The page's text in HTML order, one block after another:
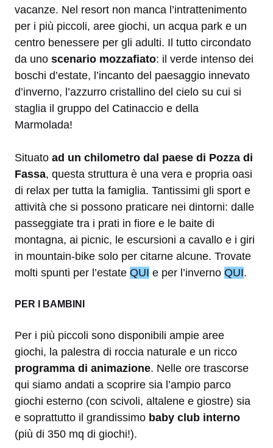
vacanze. Nel resort non manca l’intrattenimento
per i più piccoli, aree giochi, un acqua park e un
centro benessere per gli adulti. Il tutto circondato
da uno scenario mozzafiato: il verde intenso dei
boschi d’estate, l’incanto del paesaggio innevato
d’inverno, l’azzurro cristallino del cielo su cui si
staglia il gruppo del Catinaccio e della
Marmolada!
Situato ad un chilometro dal paese di Pozza di
Fassa, questa struttura è una vera e propria oasi
di relax per tutta la famiglia. Tantissimi gli sport e
attività che si possono praticare nei dintorni: dalle
passeggiate tra i prati in fiore e le baite di
montagna, ai picnic, le escursioni a cavallo e i giri
in mountain-bike solo per citarne alcune. Trovate
molti spunti per l’estate QUI e per l’inverno QUI.
PER I BAMBINI
Per i più piccoli sono disponibili ampie aree
giochi, la palestra di roccia naturale e un ricco
programma di animazione. Nelle ore trascorse
qui siamo andati a scoprire sia l’ampio parco
giochi esterno (con scivoli, altalene e giostre) sia
e soprattutto il grandissimo baby club interno
(più di 350 mq di giochi!).